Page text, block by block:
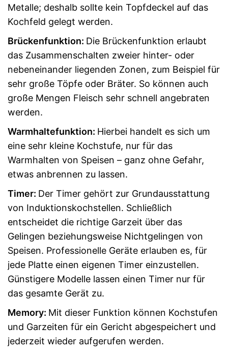
Metalle; deshalb sollte kein Topfdeckel auf das
Kochfeld gelegt werden.
Brückenfunktion: Die Brückenfunktion erlaubt
das Zusammenschalten zweier hinter- oder
nebeneinander liegenden Zonen, zum Beispiel für
sehr große Töpfe oder Bräter. So können auch
große Mengen Fleisch sehr schnell angebraten
werden.
Warmhaltefunktion: Hierbei handelt es sich um
eine sehr kleine Kochstufe, nur für das
Warmhalten von Speisen – ganz ohne Gefahr,
etwas anbrennen zu lassen.
Timer: Der Timer gehört zur Grundausstattung
von Induktionskochstellen. Schließlich
entscheidet die richtige Garzeit über das
Gelingen beziehungsweise Nichtgelingen von
Speisen. Professionelle Geräte erlauben es, für
jede Platte einen eigenen Timer einzustellen.
Günstigere Modelle lassen einen Timer nur für
das gesamte Gerät zu.
Memory: Mit dieser Funktion können Kochstufen
und Garzeiten für ein Gericht abgespeichert und
jederzeit wieder aufgerufen werden.